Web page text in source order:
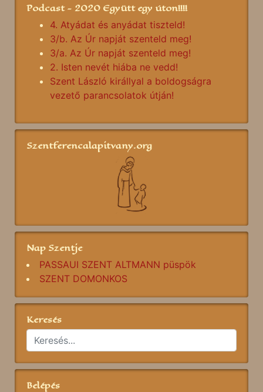
Podcast - 2020 Együtt egy úton!!!!
4. Atyádat és anyádat tiszteld!
3/b. Az Úr napját szenteld meg!
3/a. Az Úr napját szenteld meg!
2. Isten nevét hiába ne vedd!
Szent László királlyal a boldogságra
vezető parancsolatok útján!
Szentferencalapitvany.org
Nap Szentje
PASSAUI SZENT ALTMANN püspök
SZENT DOMONKOS
Keresés
Belépés